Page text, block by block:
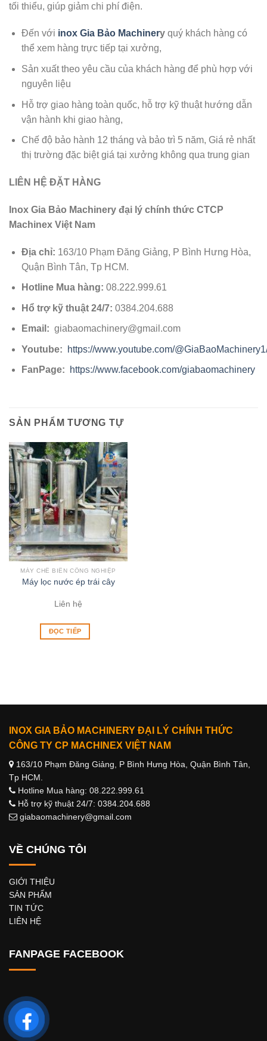
tối thiểu, giúp giảm chi phí điện.
Đến với inox Gia Bảo Machinery quý khách hàng có
thể xem hàng trực tiếp tại xưởng,
Sản xuất theo yêu cầu của khách hàng để phù hợp với
nguyên liệu
Hỗ trợ giao hàng toàn quốc, hỗ trợ kỹ thuật hướng dẫn
vận hành khi giao hàng,
Chế độ bảo hành 12 tháng và bảo trì 5 năm, Giá rẻ nhất
thị trường đặc biệt giá tại xưởng không qua trung gian
LIÊN HỆ ĐẶT HÀNG
Inox Gia Bảo Machinery đại lý chính thức CTCP
Machinex Việt Nam
Địa chỉ: 163/10 Phạm Đăng Giảng, P Bình Hưng Hòa,
Quận Bình Tân, Tp HCM.
Hotline Mua hàng: 08.222.999.61
Hổ trợ kỹ thuật 24/7: 0384.204.688
Email: giabaomachinery@gmail.com
Youtube: https://www.youtube.com/
FanPage: https://www.facebook.com/giabaomachinery
SẢN PHẨM TƯƠNG TỰ
MÁY CHẾ BIẾN CÔNG NGHIỆP
Máy lọc nước ép trái cây
Liên hệ
ĐỌC TIẾP
INOX GIA BẢO MACHINERY ĐẠI LÝ CHÍNH THỨC
CÔNG TY CP MACHINEX VIỆT NAM
163/10 Phạm Đăng Giảng, P Bình Hưng Hòa, Quận Bình Tân,
Tp HCM.
Hotline Mua hàng: 08.222.999.61
Hỗ trợ kỹ thuật 24/7: 0384.204.688
giabaomachinery@gmail.com
VỀ CHÚNG TÔI
GIỚI THIỆU
SẢN PHẨM
TIN TỨC
LIÊN HỆ
FANPAGE FACEBOOK